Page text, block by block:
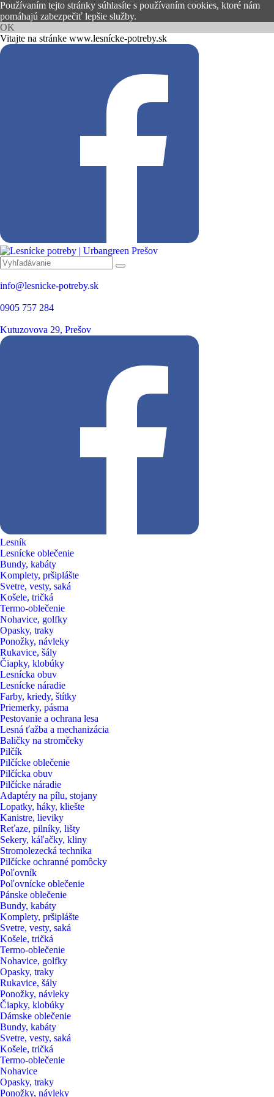
Používaním tejto stránky súhlasíte s používaním cookies, ktoré nám
pomáhajú zabezpečiť lepšie služby.
OK
Vitajte na stránke www.lesnícke-potreby.sk
info@lesnicke-potreby.sk
0905 757 284
Kutuzovova 29, Prešov
Lesník
Lesnícke oblečenie
Bundy, kabáty
Komplety, pršiplášte
Svetre, vesty, saká
Košele, tričká
Termo-oblečenie
Nohavice, golfky
Opasky, traky
Ponožky, návleky
Rukavice, šály
Čiapky, klobúky
Lesnícka obuv
Lesnícke náradie
Farby, kriedy, štítky
Priemerky, pásma
Pestovanie a ochrana lesa
Lesná ťažba a mechanizácia
Baličky na stromčeky
Pilčík
Pilčícke oblečenie
Pilčícka obuv
Pilčícke náradie
Adaptéry na pílu, stojany
Lopatky, háky, kliešte
Kanistre, lieviky
Reťaze, pilníky, lišty
Sekery, káľačky, kliny
Stromolezecká technika
Pilčícke ochranné pomôcky
Poľovník
Poľovnícke oblečenie
Pánske oblečenie
Bundy, kabáty
Komplety, pršiplášte
Svetre, vesty, saká
Košele, tričká
Termo-oblečenie
Nohavice, golfky
Opasky, traky
Rukavice, šály
Ponožky, návleky
Čiapky, klobúky
Dámske oblečenie
Bundy, kabáty
Svetre, vesty, saká
Košele, tričká
Termo-oblečenie
Nohavice
Opasky, traky
Ponožky, návleky